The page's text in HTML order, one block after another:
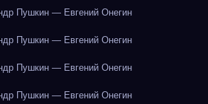
Пушкин — Евгений Онегин
Пушкин — Евгений Онегин
Пушкин — Евгений Онегин
Пушкин — Евгений Онегин